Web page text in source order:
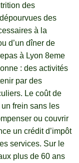
des
des
à la
d’un dîner de
à Lyon 8eme
: des activités
par des
Le coût de
frein sans les
ou couvrir
un crédit d’impôt
services. Sur le
plus de 60 ans